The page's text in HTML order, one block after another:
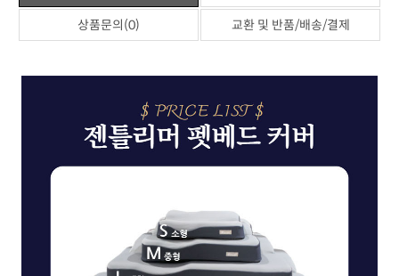
상품문의(0) 교환 및 반품/배송/결제